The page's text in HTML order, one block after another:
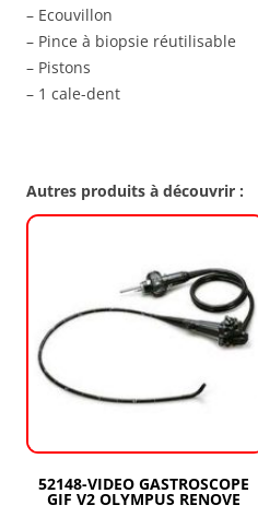
– Ecouvillon
– Pince à biopsie réutilisable
– Pistons
– 1 cale-dent
Autres produits à découvrir :
52148-VIDEO GASTROSCOPE
GIF V2 OLYMPUS RENOVE